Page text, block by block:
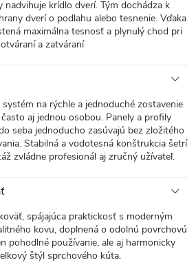
nadvihuje krídlo dverí. Tým dochádza k
dverí o podlahu alebo tesnenie. Vďaka
maximálna tesnosť a plynulý chod pri
otváraní a zatváraní
na rýchle a jednoduché zostavenie
aj jednou osobou. Panely a profily
seba jednoducho zasúvajú bez zložitého
Stabilná a vodotesná konštrukcia šetrí
zvládne profesionál aj zručný užívateľ.
spájajúca praktickosť s moderným
kovu, doplnená o odolnú povrchovú
pohodlné používanie, ale aj harmonicky
štýl sprchového kúta.